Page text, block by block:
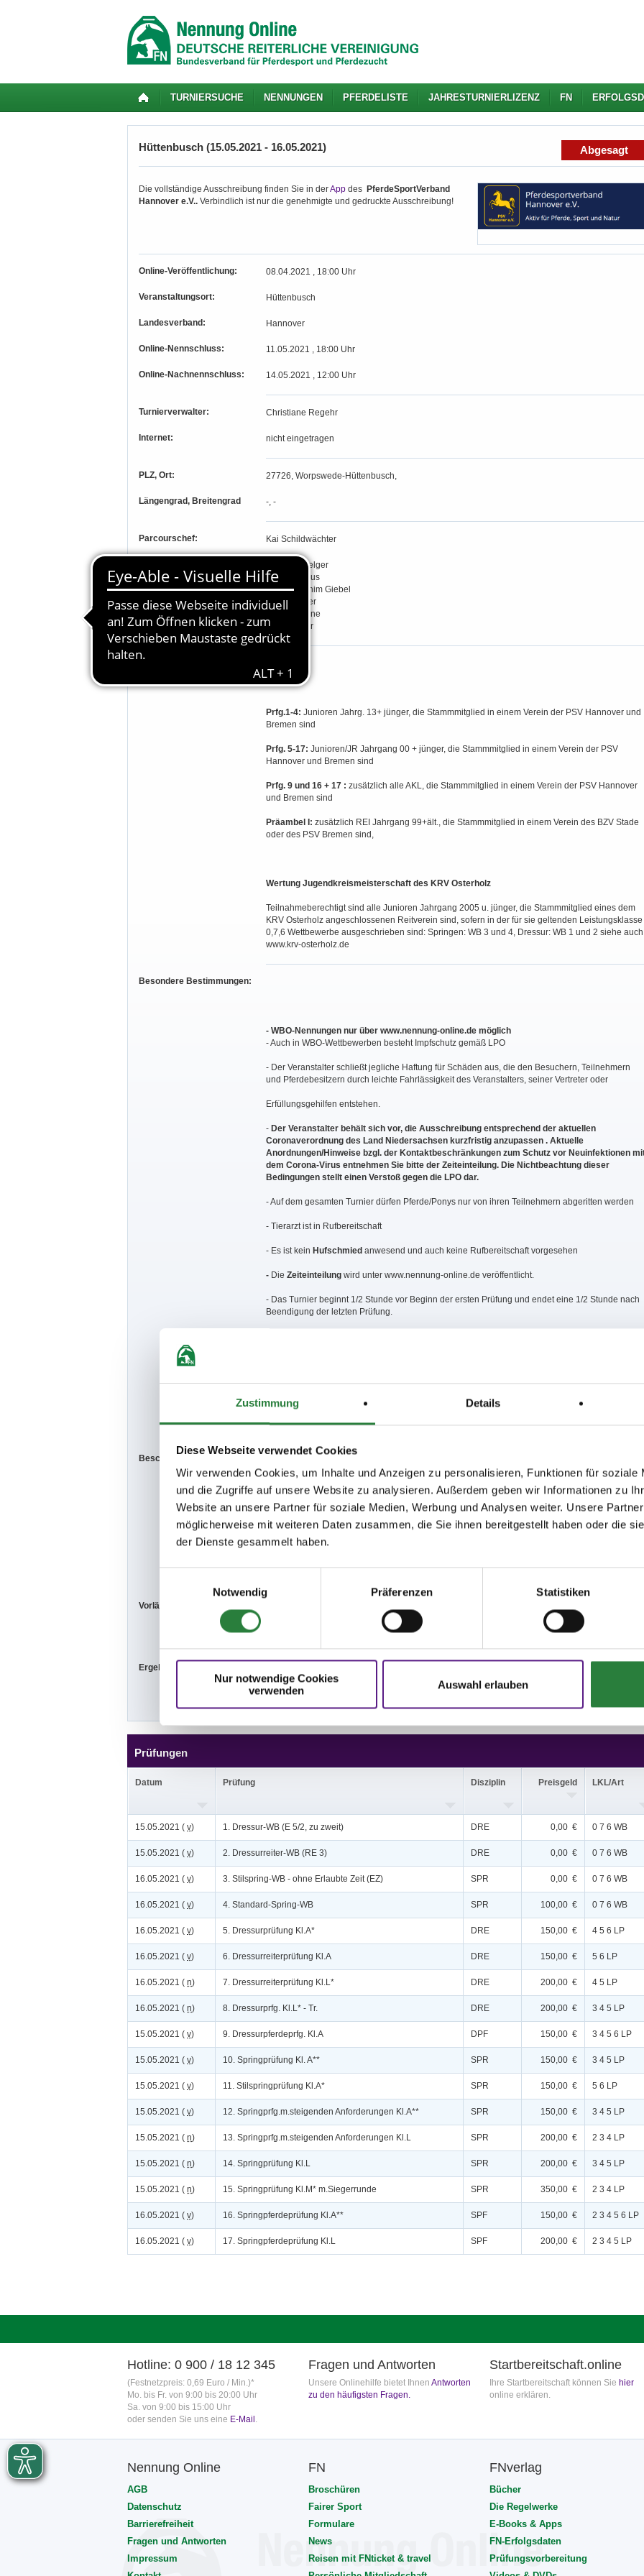
Zustimmung Details
Diese Webseite verwendet Cookies
Wir verwenden Cookies, um Inhalte und Anzeigen zu personalisieren, Funktionen für soziale
und die Zugriffe auf unsere Website zu analysieren. Außerdem geben wir Informationen zu
Website an unsere Partner für soziale Medien, Werbung und Analysen weiter. Unsere
möglicherweise mit weiteren Daten zusammen, die Sie ihnen bereitgestellt haben oder die
der Dienste gesammelt haben.
Notwendig
Präferenzen Statistiken
Nur notwendige Cookies
verwenden
Auswahl erlauben
TURNIERSUCHE NENNUNGEN PFERDELISTE JAHRESTURNIERLIZENZ FN
Hüttenbusch (15.05.2021 - 16.05.2021) Abgesagt
Die vollständige Ausschreibung finden Sie in derApp des PferdeSportVerband
Hannover e.V.. Verbindlich ist nur die genehmigte und gedruckte Ausschreibung!
Online-Veröffentlichung: 08.04.2021 , 18:00 Uhr
Veranstaltungsort: Hüttenbusch
Landesverband: Hannover
Online-Nennschluss: 11.05.2021 , 18:00 Uhr
Online-Nachnennschluss: 14.05.2021 , 12:00 Uhr
Turnierverwalter: Christiane Regehr
Internet: nicht eingetragen
PLZ, Ort: 27726, Worpswede-Hüttenbusch,
Längengrad, Breitengrad -, -
Parcourschef: Kai Schildwächter
Jürgen Arhelger
Dörthe Gallus
Hans-Joachim Giebel
Gitta Schäfer
Ingrid Schöne
Rixta Stolter
Prfg.1-4: Junioren Jahrg. 13+ jünger, die Stammmitglied in einem Verein der PSV Hannover und
Bremen sind
Prfg. 5-17: Junioren/JR Jahrgang 00 + jünger, die Stammmitglied in einem Verein der PSV
Hannover und Bremen sind
Prfg. 9 und 16 + 17 : zusätzlich alle AKL, die Stammmitglied in einem Verein der PSV Hannover
und Bremen sind
Präambel I: zusätzlich REI Jahrgang 99+ält., die Stammmitglied in einem Verein des BZV Stade
oder des PSV Bremen sind,
Wertung Jugendkreismeisterschaft des KRV Osterholz
Teilnahmeberechtigt sind alle Junioren Jahrgang 2005 u. jünger, die Stammmitglied eines dem
KRV Osterholz angeschlossenen Reitverein sind, sofern in der für sie geltenden Leistungsklasse
0,7,6 Wettbewerbe ausgeschrieben sind: Springen: WB 3 und 4, Dressur: WB 1 und 2 siehe auch
www.krv-osterholz.de
Besondere Bestimmungen:
- WBO-Nennungen nur über www.nennung-online.de möglich
- Auch in WBO-Wettbewerben besteht Impfschutz gemäß LPO
- Der Veranstalter schließt jegliche Haftung für Schäden aus, die den Besuchern, Teilnehmern
und Pferdebesitzern durch leichte Fahrlässigkeit des Veranstalters, seiner Vertreter oder
Erfüllungsgehilfen entstehen.
- Der Veranstalter behält sich vor, die Ausschreibung entsprechend der aktuellen
Coronaverordnung des Land Niedersachsen kurzfristig anzupassen . Aktuelle
Anordnungen/Hinweise bzgl. der Kontaktbeschränkungen zum Schutz vor Neuinfektionen
dem Corona-Virus entnehmen Sie bitte der Zeiteinteilung. Die Nichtbeachtung dieser
Bedingungen stellt einen Verstoß gegen die LPO dar.
- Auf dem gesamten Turnier dürfen Pferde/Ponys nur von ihren Teilnehmern abgeritten werden
- Tierarzt ist in Rufbereitschaft
- Es ist kein Hufschmied anwesend und auch keine Rufbereitschaft vorgesehen
- Die Zeiteinteilung wird unter www.nennung-online.de veröffentlicht.
- Das Turnier beginnt 1/2 Stunde vor Beginn der ersten Prüfung und endet eine 1/2 Stunde nach
Beendigung der letzten Prüfung.
Infektionsgeschehens nur eingeschränkt oder gar nicht statt.
- Gem. § 25.2 LPO erfolgt die
Auszahlung von Geldpreisen lediglich i. H. v. 75%
-Hygienebeauftragter:Bärbel Mager
Beschaffenheit der Plätze:
Dressurplatz: 20x40 m (insgesamt 25x50m) - Sand
Vorbereitungsplatz: 30x50m - Sand
Vorläufige Zeitenteilung:
So. vorm.: 3,4,5,6,16,17; nachm.: 7,8
Ergebnisse:
Prüfungen
Datum Prüfung Disziplin Preisgeld LKL/Art
15.05.2021 ( v) 1. Dressur-WB (E 5/2, zu zweit) DRE 0,00 € 0 7 6 WB
15.05.2021 ( v) 2. Dressurreiter-WB (RE 3) DRE 0,00 € 0 7 6 WB
16.05.2021 ( v) 3. Stilspring-WB - ohne Erlaubte Zeit (EZ) SPR 0,00 € 0 7 6 WB
16.05.2021 ( v) 4. Standard-Spring-WB SPR 100,00 € 0 7 6 WB
16.05.2021 ( v) 5. Dressurprüfung Kl.A* DRE 150,00 € 4 5 6 LP
16.05.2021 ( v) 6. Dressurreiterprüfung Kl.A DRE 150,00 € 5 6 LP
16.05.2021 ( n) 7. Dressurreiterprüfung Kl.L* DRE 200,00 € 4 5 LP
16.05.2021 ( n) 8. Dressurprfg. Kl.L* - Tr. DRE 200,00 € 3 4 5 LP
15.05.2021 ( v) 9. Dressurpferdeprfg. Kl.A DPF 150,00 € 3 4 5 6 LP
15.05.2021 ( v) 10. Springprüfung Kl. A** SPR 150,00 € 3 4 5 LP
15.05.2021 ( v) 11. Stilspringprüfung Kl.A* SPR 150,00 € 5 6 LP
15.05.2021 ( v) 12. Springprfg.m.steigenden Anforderungen Kl.A** SPR 150,00 € 3 4 5 LP
15.05.2021 ( n) 13. Springprfg.m.steigenden Anforderungen Kl.L SPR 200,00 € 2 3 4 LP
15.05.2021 ( n) 14. Springprüfung Kl.L SPR 200,00 € 3 4 5 LP
15.05.2021 ( n) 15. Springprüfung Kl.M* m.Siegerrunde SPR 350,00 € 2 3 4 LP
16.05.2021 ( v) 16. Springpferdeprüfung Kl.A** SPF 150,00 € 2 3 4 5 6 LP
16.05.2021 ( v) 17. Springpferdeprüfung Kl.L SPF 200,00 € 2 3 4 5 LP
Hotline: 0 900 / 18 12 345
(Festnetzpreis: 0,69 Euro / Min.)*
Mo. bis Fr. von 9:00 bis 20:00 Uhr
Sa. von 9:00 bis 15:00 Uhr
oder senden Sie uns eine E-Mail .
Fragen und Antworten
Unsere Onlinehilfe bietet Ihnen Antworten
zu den häufigsten Fragen.
Startbereitschaft.online
Ihre Startbereitschaft können Sie hier
online erklären.
Nennung Online
AGB
Datenschutz
Barrierefreiheit
Fragen und Antworten
Impressum
FN
Broschüren
Fairer Sport
Formulare
News
Reisen mit FNticket & travel
FNverlag
Bücher
Die Regelwerke
E-Books & Apps
FN-Erfolgsdaten
Prüfungsvorbereitung